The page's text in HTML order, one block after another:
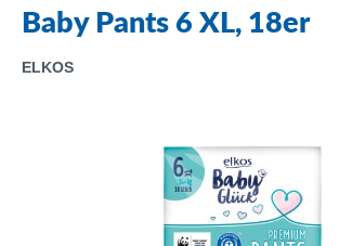
Baby Pants 6 XL, 18er
ELKOS